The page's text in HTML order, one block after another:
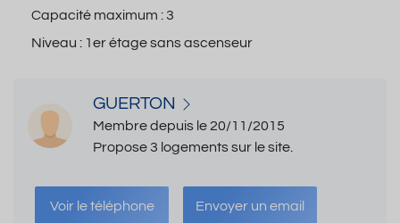
Capacité maximum :3
Niveau : 1er étage sans ascenseur
GUERTON
Membre depuis le 20/11/2015
Propose 3 logements sur le site.
Voir le téléphone Envoyer un email